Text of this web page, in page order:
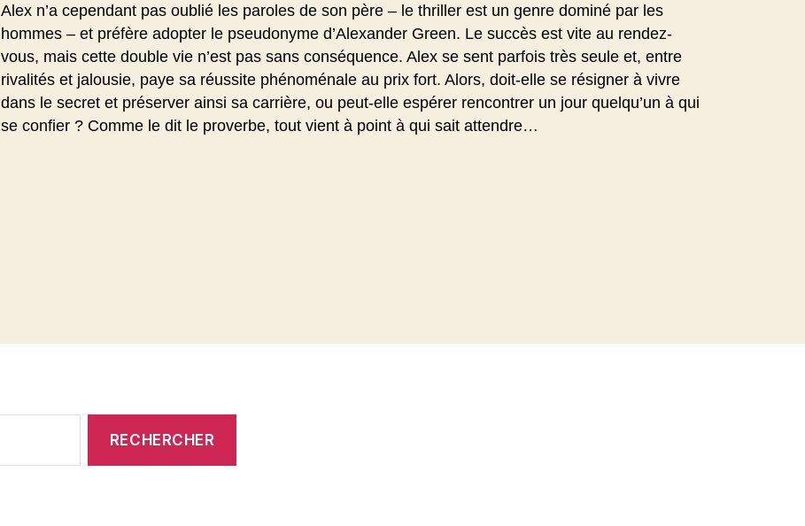
Alex n’a cependant pas oublié les paroles de son père – le thriller est un genre dominé par les
hommes – et préfère adopter le pseudonyme d’Alexander Green. Le succès est vite au rendez-
vous, mais cette double vie n’est pas sans conséquence. Alex se sent parfois très seule et, entre
rivalités et jalousie, paye sa réussite phénoménale au prix fort. Alors, doit-elle se résigner à vivre
dans le secret et préserver ainsi sa carrière, ou peut-elle espérer rencontrer un jour quelqu’un à qui
se confier ? Comme le dit le proverbe, tout vient à point à qui sait attendre…